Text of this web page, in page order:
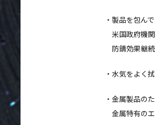
製品を包ん
米国政府機
防錆効果継
水気をよく
金属製品の
金属特有の